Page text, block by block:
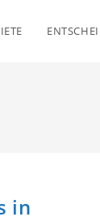
in